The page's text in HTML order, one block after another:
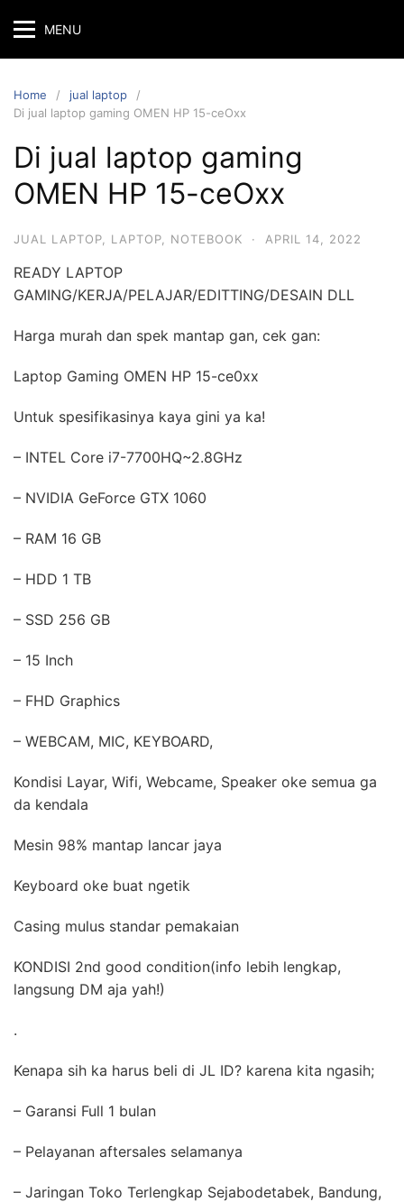
MENU
Home
jual laptop
Di jual laptop gaming OMEN HP 15-ceOxx
Di jual laptop gaming
OMEN HP 15-ceOxx
JUAL LAPTOP LAPTOP NOTEBOOK · APRIL 14, 2022
READY LAPTOP
GAMING/KERJA/PELAJAR/EDITTING/DESAIN DLL
Harga murah dan spek mantap gan, cek gan:
Laptop Gaming OMEN HP 15-ce0xx
Untuk spesifikasinya kaya gini ya ka!
– INTEL Core i7-7700HQ~2.8GHz
– NVIDIA GeForce GTX 1060
– RAM 16 GB
– HDD 1 TB
– SSD 256 GB
– 15 Inch
– FHD Graphics
– WEBCAM, MIC, KEYBOARD,
Kondisi Layar, Wifi, Webcame, Speaker oke semua ga
da kendala
Mesin 98% mantap lancar jaya
Keyboard oke buat ngetik
Casing mulus standar pemakaian
KONDISI 2nd good condition(info lebih lengkap,
langsung DM aja yah!) ️
.
Kenapa sih ka harus beli di JL ID? karena kita ngasih;
– Garansi Full 1 bulan
– Pelayanan aftersales selamanya ️️
– Jaringan Toko Terlengkap Sejabodetabek, Bandung,